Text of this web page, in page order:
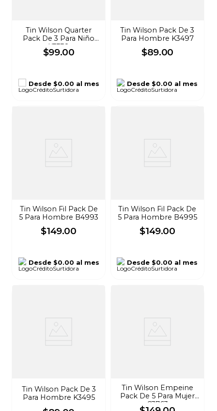
Tin Wilson Quarter
Pack De 3 Para Niño
K3338
$99.00
Desde$0.00 al mes
Tin Wilson Pack De 3
Para Hombre K3497
$89.00
Desde $0.00 al mes
Tin Wilson Fil Pack De
5 Para Hombre B4993
$149.00
Desde$0.00 al mes
Tin Wilson Fil Pack De
5 Para Hombre B4995
$149.00
Desde $0.00 al mes
Tin Wilson Pack De 3
Para Hombre K3495
Tin Wilson Empeine
Pack De 5 Para Mujer
C3763